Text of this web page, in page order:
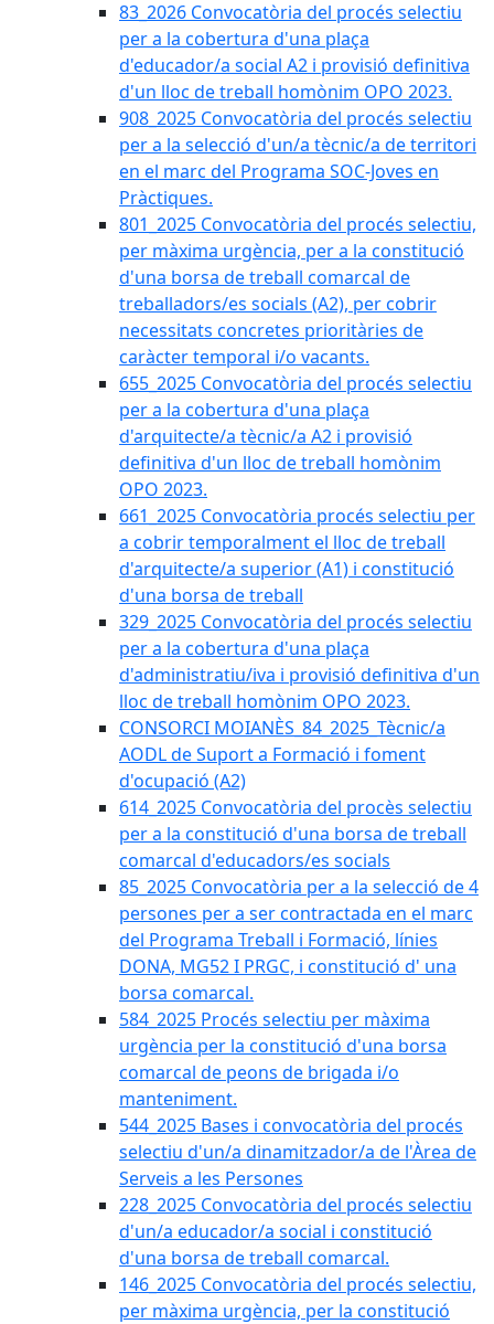
83_2026 Convocatòria del procés selectiu
per a la cobertura d'una plaça
d'educador/a social A2 i provisió definitiva
d'un lloc de treball homònim OPO 2023.
908_2025 Convocatòria del procés selectiu
per a la selecció d'un/a tècnic/a de territori
en el marc del Programa SOC-Joves en
Pràctiques.
801_2025 Convocatòria del procés selectiu,
per màxima urgència, per a la constitució
d'una borsa de treball comarcal de
treballadors/es socials (A2), per cobrir
necessitats concretes prioritàries de
caràcter temporal i/o vacants.
655_2025 Convocatòria del procés selectiu
per a la cobertura d'una plaça
d'arquitecte/a tècnic/a A2 i provisió
definitiva d'un lloc de treball homònim
OPO 2023.
661_2025 Convocatòria procés selectiu per
a cobrir temporalment el lloc de treball
d'arquitecte/a superior (A1) i constitució
d'una borsa de treball
329_2025 Convocatòria del procés selectiu
per a la cobertura d'una plaça
d'administratiu/iva i provisió definitiva d'un
lloc de treball homònim OPO 2023.
CONSORCI MOIANÈS_84_2025_Tècnic/a
AODL de Suport a Formació i foment
d'ocupació (A2)
614_2025 Convocatòria del procès selectiu
per a la constitució d'una borsa de treball
comarcal d'educadors/es socials
85_2025 Convocatòria per a la selecció de 4
persones per a ser contractada en el marc
del Programa Treball i Formació, línies
DONA, MG52 I PRGC, i constitució d' una
borsa comarcal.
584_2025 Procés selectiu per màxima
urgència per la constitució d'una borsa
comarcal de peons de brigada i/o
manteniment.
544_2025 Bases i convocatòria del procés
selectiu d'un/a dinamitzador/a de l'Àrea de
Serveis a les Persones
228_2025 Convocatòria del procés selectiu
d'un/a educador/a social i constitució
d'una borsa de treball comarcal.
146_2025 Convocatòria del procés selectiu,
per màxima urgència, per la constitució